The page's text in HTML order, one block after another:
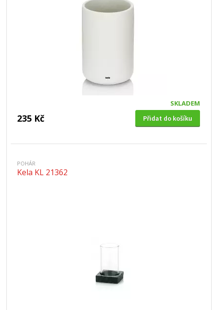
SKLADEM
235 Kč Přidat do košíku
POHÁR
Kela KL 21362